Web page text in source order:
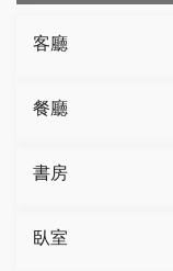
客廳
餐廳
書房
臥室